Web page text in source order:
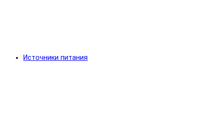
Источники питания